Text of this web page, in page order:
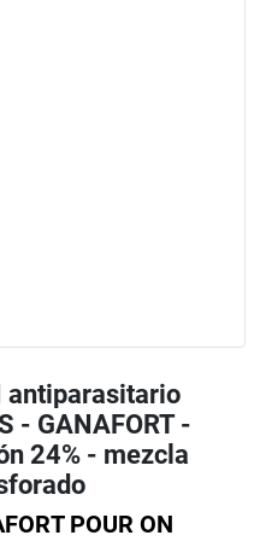
antiparasitario
- GANAFORT -
24% - mezcla
POUR ON